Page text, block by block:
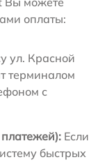
оплаты:
ул. Красной
терминалом
с
Если
быстрых